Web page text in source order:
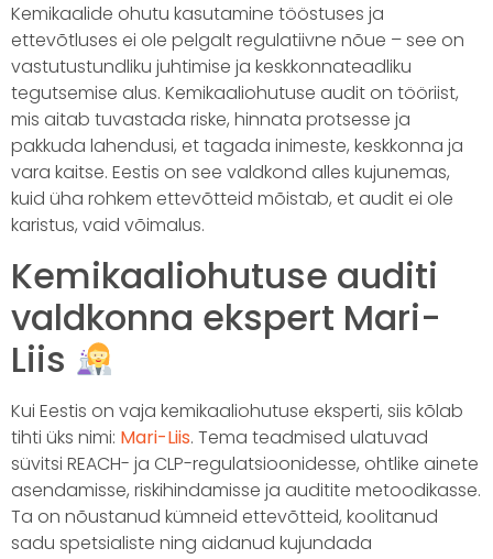
Kemikaalide ohutu kasutamine tööstuses ja
ettevõtluses ei ole pelgalt regulatiivne nõue – see on
vastutustundliku juhtimise ja keskkonnateadliku
tegutsemise alus. Kemikaaliohutuse audit on tööriist,
mis aitab tuvastada riske, hinnata protsesse ja
pakkuda lahendusi, et tagada inimeste, keskkonna ja
vara kaitse. Eestis on see valdkond alles kujunemas,
kuid üha rohkem ettevõtteid mõistab, et audit ei ole
karistus, vaid võimalus.
Kemikaaliohutuse auditi
valdkonna ekspert Mari-
Liis
Kui Eestis on vaja kemikaaliohutuse eksperti, siis kõlab
tihti üks nimi: Mari-Liis. Tema teadmised ulatuvad
süvitsi REACH- ja CLP-regulatsioonidesse, ohtlike ainete
asendamisse, riskihindamisse ja auditite metoodikasse.
Ta on nõustanud kümneid ettevõtteid, koolitanud
sadu spetsialiste ning aidanud kujundada